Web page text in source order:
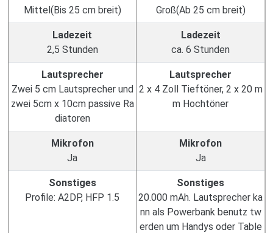
Mittel(Bis 25 cm breit)
Groß(Ab 25 cm breit)
Ladezeit
2,5 Stunden
Ladezeit
ca. 6 Stunden
Lautsprecher
Zwei 5 cm Lautsprecher und
zwei 5cm x 10cm passive Ra
diatoren
Lautsprecher
2 x 4 Zoll Tieftöner, 2 x 20 m
m Hochtöner
Mikrofon
Ja
Mikrofon
Ja
Sonstiges
Profile: A2DP, HFP 1.5
Sonstiges
20.000 mAh. Lautsprecher ka
nn als Powerbank benutz tw
erden um Handys oder Table